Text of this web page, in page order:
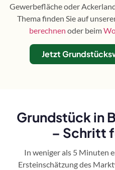
Gewerbefläche oder
Thema finden Sie auf
berechnen oder beim
Jetzt
Grundstück in
– Schritt
In weniger als 5 Minuten
Ersteinschätzung des